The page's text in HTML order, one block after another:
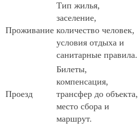
Проживание
Тип жилья,
заселение,
количество человек,
условия отдыха и
санитарные правила.
Проезд
Билеты,
компенсация,
трансфер до объекта,
место сбора и
маршрут.